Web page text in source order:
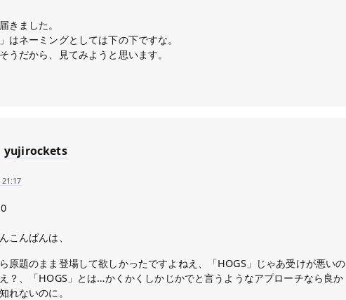
きました。
はネーミングとしては下の下ですな。
うだから、見てみようと思います。
yujirockets
こんばんは、
原題のまま登場して欲しかったですよねえ、「HOGS」じゃあ受けが悪いの
？、「HOGS」とは…かくかくしかじかでと言うようなアプローチなら良か
れないのに。